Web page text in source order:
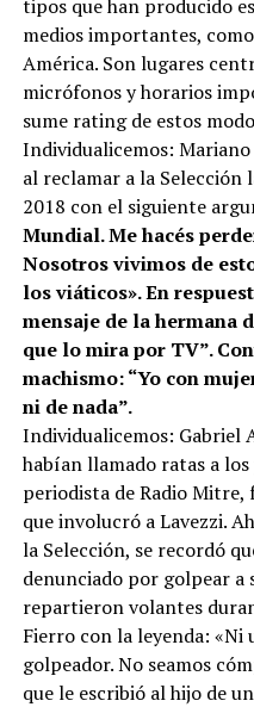
tipos que han producido
medios importantes,
América. Son lugares
micrófonos y horarios
sume rating de estos
Individualicemos:
al reclamar a la
2018 con el siguiente
Mundial. Me hacés
Nosotros vivimos de
los viáticos». En
mensaje de la hermana
que lo mira por TV”.
machismo: “Yo con
ni de nada”.
Individualicemos: Gabriel
habían llamado ratas a
periodista de Radio
que involucró a Lavezzi.
la Selección, se recordó
denunciado por golpear a
repartieron volantes
Fierro con la leyenda: «Ni
golpeador. No seamos
que le escribió al hijo de